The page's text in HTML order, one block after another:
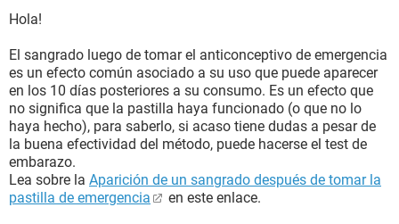
Hola!
El sangrado luego de tomar el anticonceptivo de emergencia
es un efecto común asociado a su uso que puede aparecer
en los 10 días posteriores a su consumo. Es un efecto que
no significa que la pastilla haya funcionado (o que no lo
haya hecho), para saberlo, si acaso tiene dudas a pesar de
la buena efectividad del método, puede hacerse el test de
embarazo.
Lea sobre la Aparición de un sangrado después de tomar la
pastilla de emergencia
en este enlace.